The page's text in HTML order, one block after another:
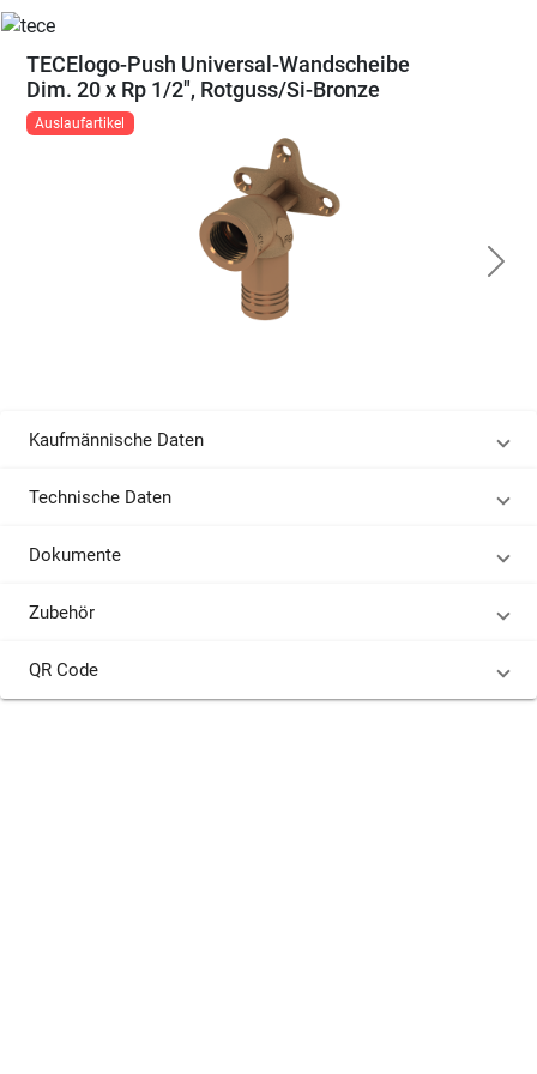
TECElogo-Push Universal-Wandscheibe
Dim. 20 x Rp 1/2", Rotguss/Si-Bronze
Auslaufartikel
Kaufmännische Daten
Technische Daten
Dokumente
Zubehör
QR Code